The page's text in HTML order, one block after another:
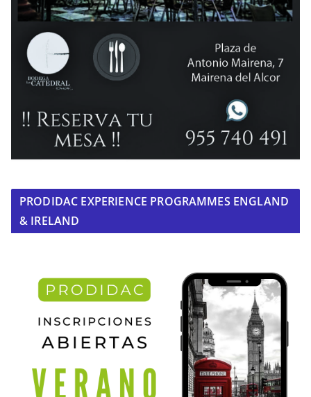
PRODIDAC EXPERIENCE PROGRAMMES ENGLAND
& IRELAND